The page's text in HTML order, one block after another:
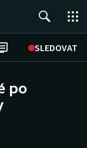
SLEDOVAT
po